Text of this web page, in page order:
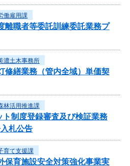
働雇用課
離職者等委託訓練委託業務プ
濃土木事務所
繕業務（管内全域）単価契
林活用推進課
制度登録審査及び検証業務
札公告
育て支援課
保育施設安全対策強化事業実